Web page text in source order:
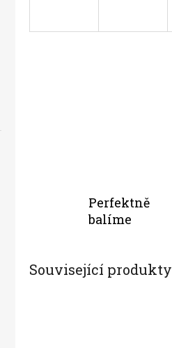
Perfektně
balíme
Související produkty